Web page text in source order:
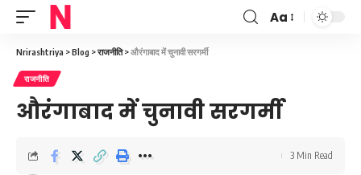
Font
Aa
Nrirashtriya >Blog >राजनीति>औरंगाबाद में चुनावी सरगर्मी
राजनीति
औरंगाबाद में चुनावी सरगर्मी
3 Min Read